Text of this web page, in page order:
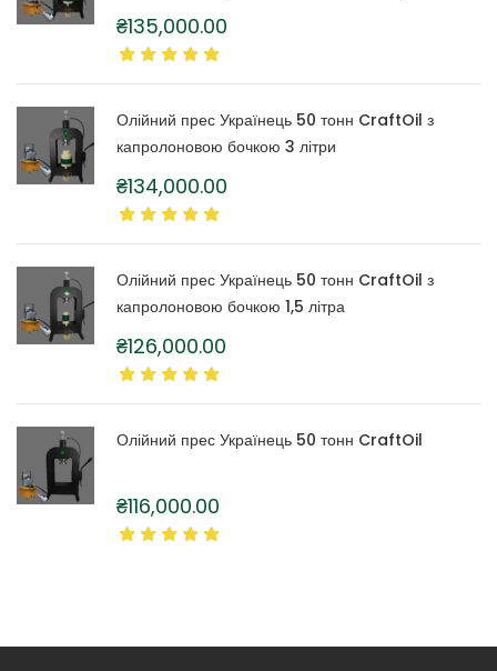
₴135,000.00
Олійний прес Українець 50 тонн CraftOil з
капролоновою бочкою 3 літри
₴134,000.00
Олійний прес Українець 50 тонн CraftOil з
капролоновою бочкою 1,5 літра
₴126,000.00
Олійний прес Українець 50 тонн CraftOil
₴116,000.00